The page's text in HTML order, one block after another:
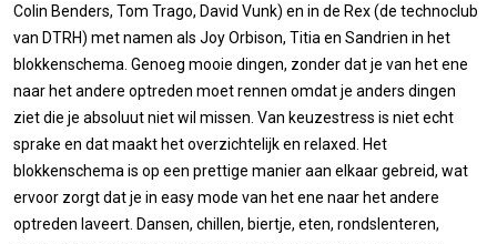
Colin Benders, Tom Trago, David Vunk) en in de Rex (de technoclub
van DTRH) met namen als Joy Orbison, Titia en Sandrien in het
blokkenschema. Genoeg mooie dingen, zonder dat je van het ene
naar het andere optreden moet rennen omdat je anders dingen
ziet die je absoluut niet wil missen. Van keuzestress is niet echt
sprake en dat maakt het overzichtelijk en relaxed. Het
blokkenschema is op een prettige manier aan elkaar gebreid, wat
ervoor zorgt dat je in easy mode van het ene naar het andere
optreden laveert. Dansen, chillen, biertje, eten, rondslenteren,